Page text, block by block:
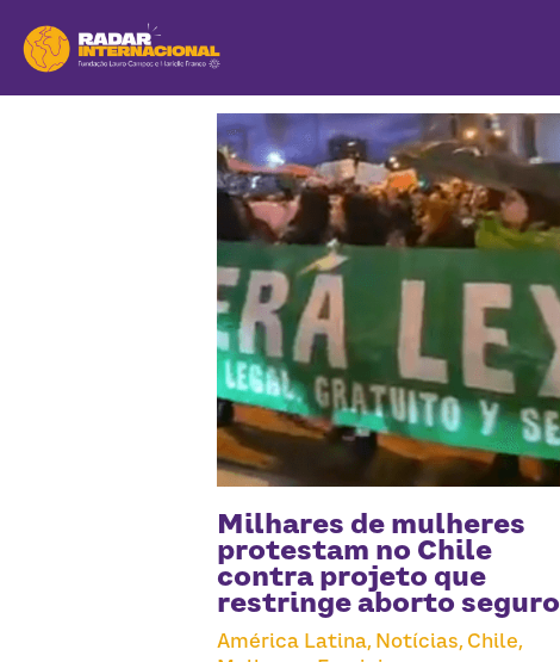
Milhares de mulheres
protestam no Chile
contra projeto que
restringe aborto seguro
América Latina, Notícias, Chile,